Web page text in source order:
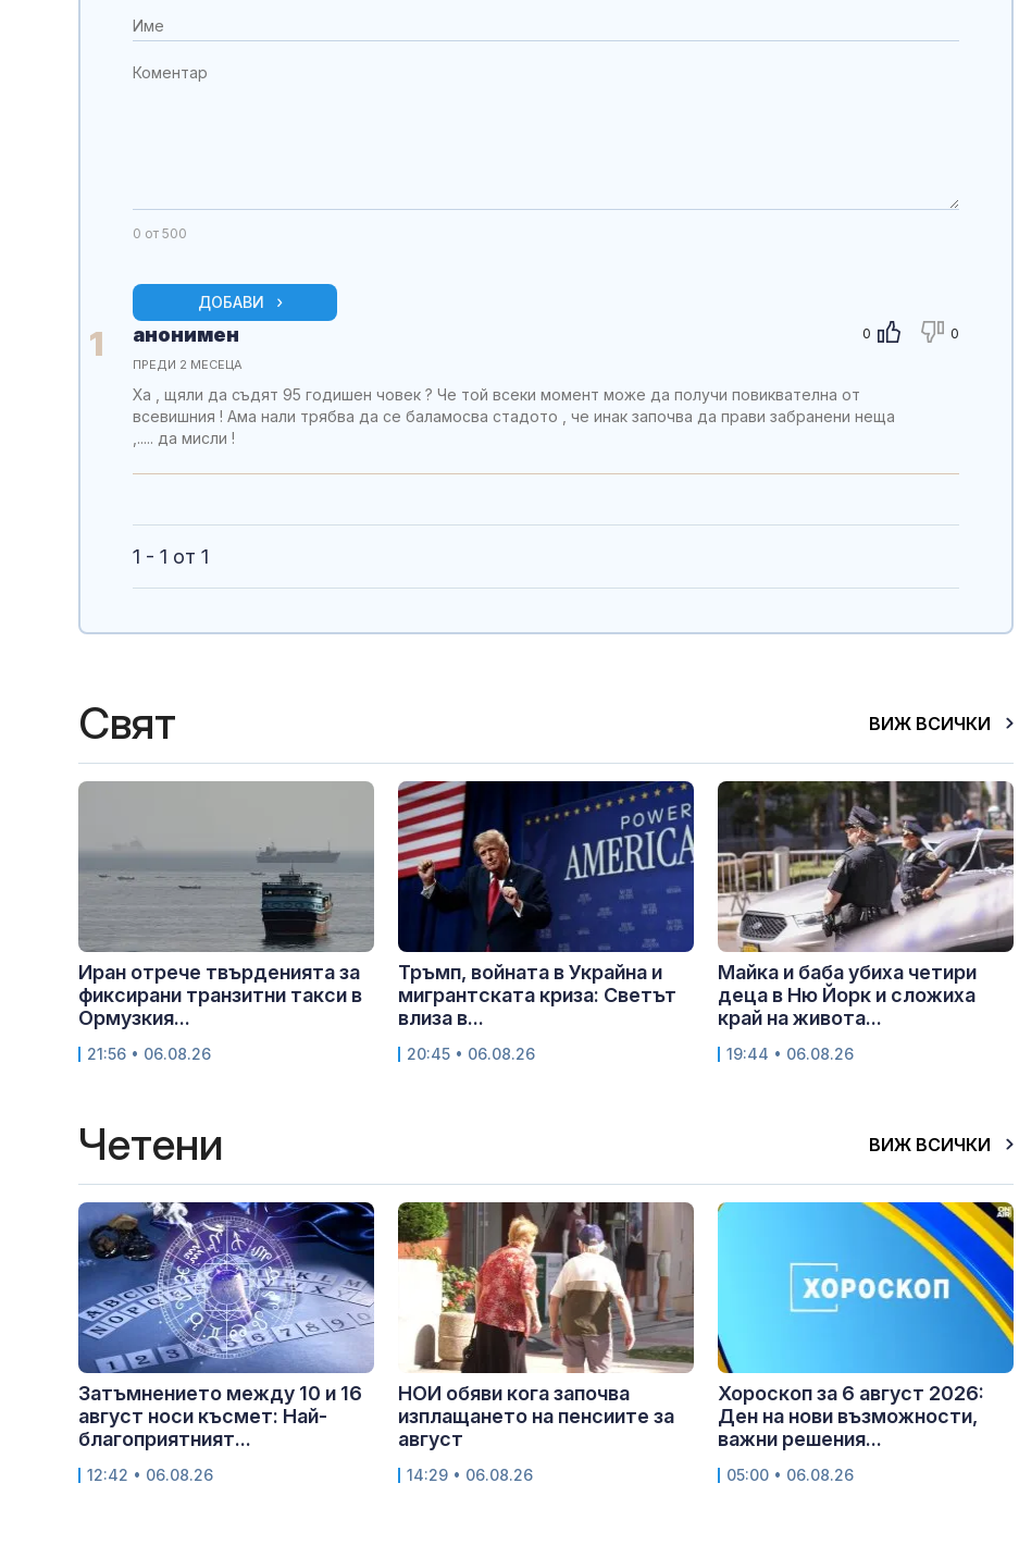
0 от 500
ДОБАВИ
1 0 0
анонимен
ПРЕДИ 2 МЕСЕЦА
Ха , щяли да съдят 95 годишен човек ? Че той всеки момент може да получи повиквателна от
всевишния ! Ама нали трябва да се баламосва стадото , че инак започва да прави забранени неща
,..... да мисли !
1 - 1 от 1
Свят ВИЖ ВСИЧКИ
Иран отрече твърденията за
фиксирани транзитни такси в
Ормузкия...
21:56 • 06.08.26
Тръмп, войната в Украйна и
мигрантската криза: Светът
влиза в...
20:45 • 06.08.26
Майка и баба убиха четири
деца в Ню Йорк и сложиха
край на живота...
19:44 • 06.08.26
Четени ВИЖ ВСИЧКИ
Затъмнението между 10 и 16
август носи късмет: Най-
благоприятният...
12:42 • 06.08.26
НОИ обяви кога започва
изплащането на пенсиите за
август
14:29 • 06.08.26
Хороскоп за 6 август 2026:
Ден на нови възможности,
важни решения...
05:00 • 06.08.26